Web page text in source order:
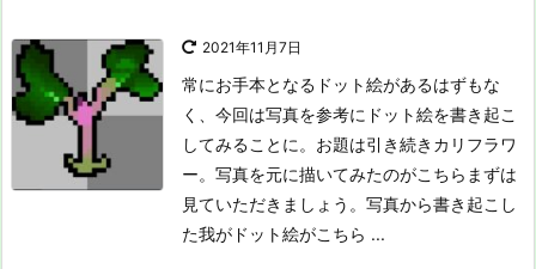
2021年11月7日
常にお手本となるドット絵があるはずもな
く、今回は写真を参考にドット絵を書き起こ
してみることに。お題は引き続きカリフラワ
ー。 写真を元に描いてみたのがこちら まずは
見ていただきましょう。写真から書き起こし
た我がドット絵がこちら ...